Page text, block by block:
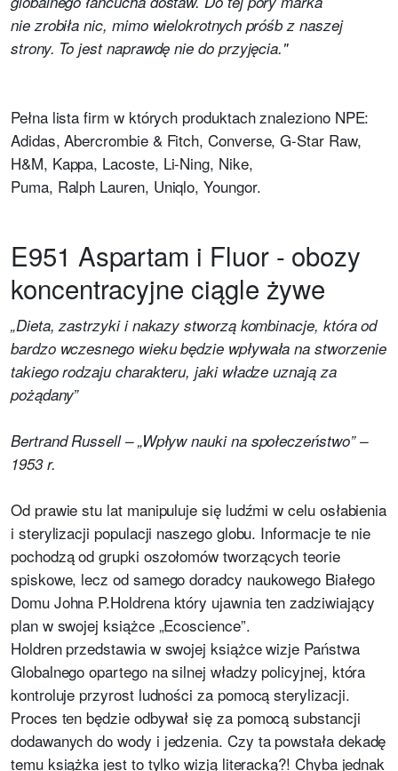
nie zrobiła nic, mimo wielokrotnych próśb z naszej
strony. To jest naprawdę nie do przyjęcia."
Pełna lista firm w których produktach znaleziono NPE:
Adidas, Abercrombie & Fitch, Converse, G-Star Raw,
H&M, Kappa, Lacoste, Li-Ning, Nike,
Puma, Ralph Lauren, Uniqlo, Youngor.
E951 Aspartam i Fluor - obozy
koncentracyjne ciągle żywe
„Dieta, zastrzyki i nakazy stworzą kombinacje, która od
bardzo wczesnego wieku będzie wpływała na stworzenie
takiego rodzaju charakteru, jaki władze uznają za
pożądany”
Bertrand Russell – „Wpływ nauki na społeczeństwo” –
1953 r.
Od prawie stu lat manipuluje się ludźmi w celu osłabienia
i sterylizacji populacji naszego globu. Informacje te nie
pochodzą od grupki oszołomów tworzących teorie
spiskowe, lecz od samego doradcy naukowego Białego
Domu Johna P.Holdrena który ujawnia ten zadziwiający
plan w swojej książce „Ecoscience”.
Holdren przedstawia w swojej książce wizje Państwa
Globalnego opartego na silnej władzy policyjnej, która
kontroluje przyrost ludności za pomocą sterylizacji.
Proces ten będzie odbywał się za pomocą substancji
dodawanych do wody i jedzenia. Czy ta powstała dekadę
temu książka jest to tylko wizją literacką?! Chyba jednak